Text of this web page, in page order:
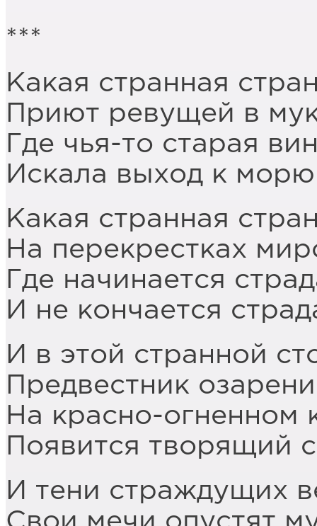
***
Какая странная
Приют ревущей в
Где чья-то старая
Искала выход к
Какая странная
На перекрестках
Где начинается
И не кончается
И в этой странной
Предвестник
На красно-огненном
Появится творящий
И тени страждущих